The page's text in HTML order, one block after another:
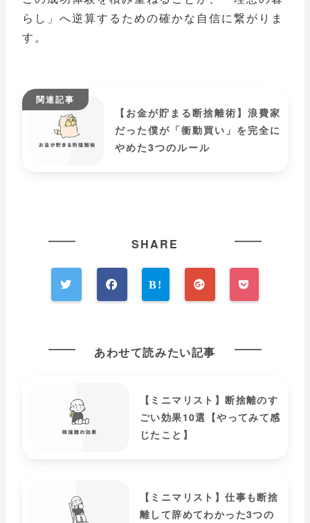
らし」へ逆算するための確かな自信に繋がりま
す。
【お金が貯まる断捨離術】浪費家
だった僕が「衝動買い」を完全に
やめた3つのルール
SHARE
あわせて読みたい記事
【ミニマリスト】断捨離のす
ごい効果10選【やってみて感
じたこと】
【ミニマリスト】仕事も断捨
離して辞めてわかった3つの